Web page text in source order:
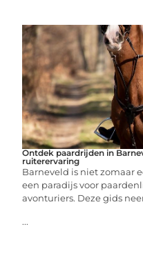
Ontdek paardrijden in
ruiterervaring
Barneveld is niet zomaar
een paradijs voor
avonturiers. Deze gids
...